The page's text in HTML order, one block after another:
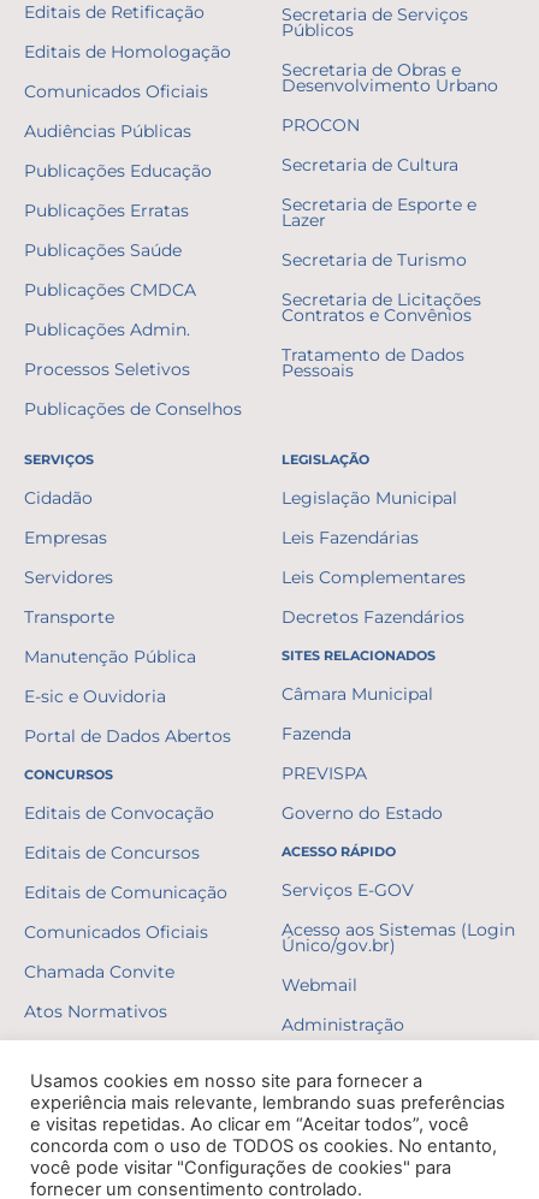
Editais de Retificação
Editais de Homologação
Comunicados Oficiais
Audiências Públicas
Publicações Educação
Publicações Erratas
Publicações Saúde
Publicações CMDCA
Publicações Admin.
Processos Seletivos
Publicações de Conselhos
Secretaria de Serviços
Públicos
Secretaria de Obras e
Desenvolvimento Urbano
PROCON
Secretaria de Cultura
Secretaria de Esporte e
Lazer
Secretaria de Turismo
Secretaria de Licitações
Contratos e Convênios
Tratamento de Dados
Pessoais
SERVIÇOS
Cidadão
Empresas
Servidores
Transporte
Manutenção Pública
E-sic e Ouvidoria
Portal de Dados Abertos
CONCURSOS
Editais de Convocação
Editais de Concursos
Editais de Comunicação
Comunicados Oficiais
Chamada Convite
Atos Normativos
Gabaritos
Formulários
Erratas
LEGISLAÇÃO
Legislação Municipal
Leis Fazendárias
Leis Complementares
Decretos Fazendários
SITES RELACIONADOS
Câmara Municipal
Fazenda
PREVISPA
Governo do Estado
ACESSO RÁPIDO
Serviços E-GOV
Acesso aos Sistemas (Login
Único/gov.br)
Webmail
Administração
Usamos cookies em nosso site para fornecer a
experiência mais relevante, lembrando suas preferências
e visitas repetidas. Ao clicar em “Aceitar todos”, você
concorda com o uso de TODOS os cookies. No entanto,
você pode visitar "Configurações de cookies" para
fornecer um consentimento controlado.